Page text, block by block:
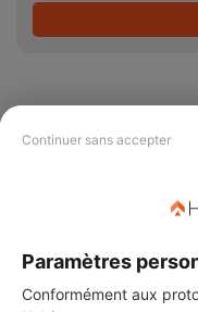
Continuer sans accepter
Paramètres
Conformément aux
Vous souhaitez réaliser
choisir ? Demandez des